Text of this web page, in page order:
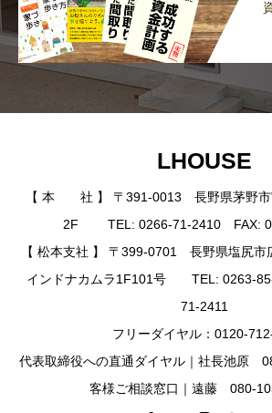
LHOUSE
【 本 社 】 〒391-0013 長野県茅野市
2F TEL: 0266-71-2410 FAX:
【 松本支社 】 〒399-0701 長野県塩尻市
インドナカムラ1F101号 TEL: 0263-
71-2411
フリーダイヤル：0120-
代表取締役への直通ダイヤル｜社長池
客様ご相談窓口｜遠藤 080-